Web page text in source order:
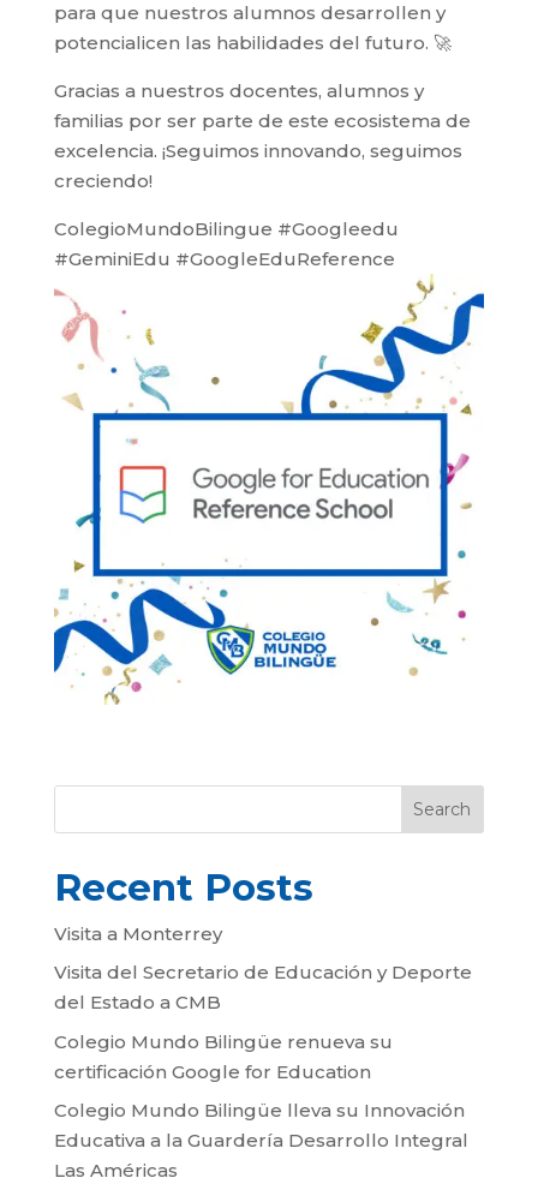
para que nuestros alumnos desarrollen y
potencialicen las habilidades del futuro. 🚀
Gracias a nuestros docentes, alumnos y
familias por ser parte de este ecosistema de
excelencia. ¡Seguimos innovando, seguimos
creciendo!
ColegioMundoBilingue #Googleedu
#GeminiEdu #GoogleEduReference
Search
Recent Posts
Visita a Monterrey
Visita del Secretario de Educación y Deporte
del Estado a CMB
Colegio Mundo Bilingüe renueva su
certificación Google for Education
Colegio Mundo Bilingüe lleva su Innovación
Educativa a la Guardería Desarrollo Integral
Las Américas